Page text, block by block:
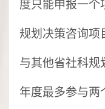
度只能申报一个
规划决策咨询项
与其他省社科规
年度最多参与两